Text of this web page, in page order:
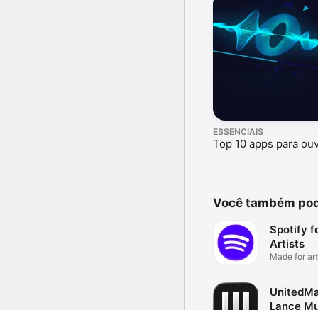
ESSENCIAIS
Top 10 apps para
Você também
Spotify
Artists
Made for
Lance